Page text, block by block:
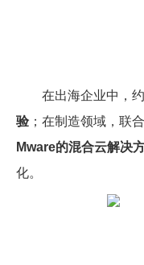
在出海企业中，
验 ；在制造领域，联
Mware的混合云解决
化。